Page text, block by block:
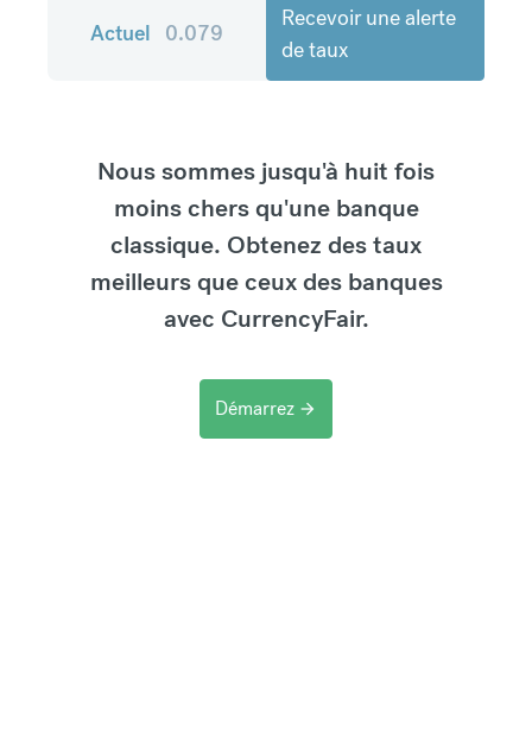
Actuel 0.079
Recevoir une alerte
de taux
Nous sommes jusqu'à huit fois
moins chers qu'une banque
classique. Obtenez des taux
meilleurs que ceux des banques
avec CurrencyFair.
Démarrez arrow_forward